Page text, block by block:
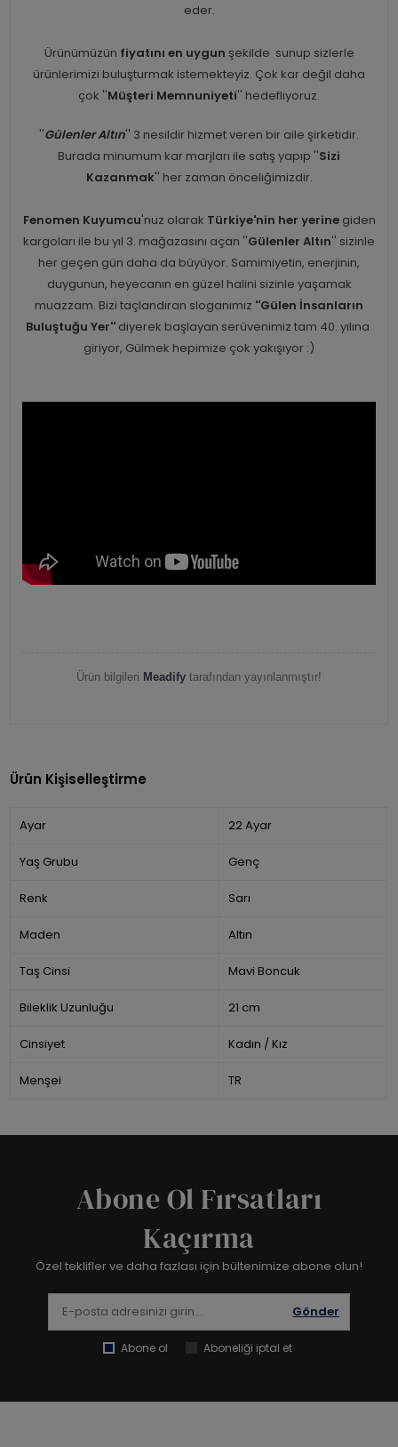
eder.
Ürünümüzün fiyatını en uygun şekilde sunup sizlerle
ürünlerimizi buluşturmak istemekteyiz. Çok kar değil daha
çok ''Müşteri Memnuniyeti'' hedefliyoruz.
''Gülenler Altın'' 3 nesildir hizmet veren bir aile şirketidir.
Burada minumum kar marjları ile satış yapıp ''Sizi
Kazanmak'' her zaman önceliğimizdir.
Fenomen Kuyumcu'nuz olarak Türkiye'nin her yerinegiden
kargoları ile bu yıl 3. mağazasını açan ''Gülenler Altın'' sizinle
her geçen gün daha da büyüyor. Samimiyetin, enerjinin,
duygunun, heyecanın en güzel halini sizinle yaşamak
muazzam. Bizi taçlandıran sloganımız ''Gülen İnsanların
Buluştuğu Yer'' diyerek başlayan serüvenimiz tam 40. yılına
giriyor, Gülmek hepimize çok yakışıyor :)
Ürün bilgileri Meadify tarafından yayınlanmıştır!
Ürün Kişiselleştirme
Ayar 22 Ayar
Yaş Grubu Genç
Renk Sarı
Maden Altın
Taş Cinsi Mavi Boncuk
Bileklik Uzunluğu 21 cm
Cinsiyet Kadın / Kız
Menşei TR
Abone Ol Fırsatları
Kaçırma
Özel teklifler ve daha fazlası için bültenimize abone olun!
Gönder
Abone ol Aboneliği iptal et